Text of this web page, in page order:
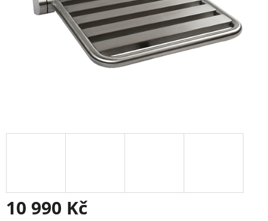
10 990 Kč